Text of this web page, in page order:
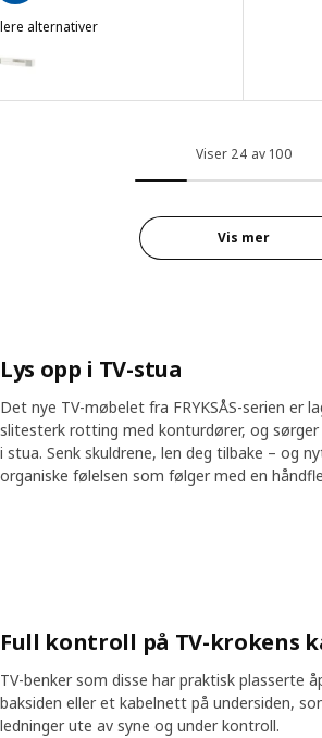
alternativer
EKET, Medieoppbevaring,
Viser 24 av 100
Vis mer
Lys opp i TV-stua
Det nye TV-møbelet fra FRYKSÅS-serien er
slitesterk rotting med konturdører, og
i stua. Senk skuldrene, len deg tilbake – og
organiske følelsen som følger med en
Full kontroll på TV-krokens
TV-benker som disse har praktisk plasserte
baksiden eller et kabelnett på undersiden,
ledninger ute av syne og under kontroll.